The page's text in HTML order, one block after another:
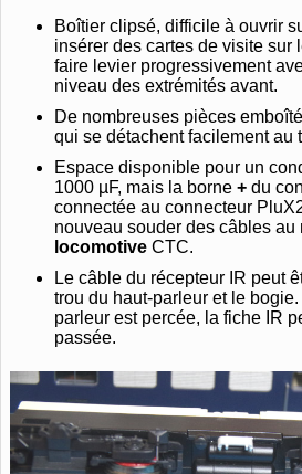
Boîtier clipsé, difficile à ouvrir
insérer des cartes de visite sur
faire levier progressivement
niveau des extrémités avant.
De nombreuses pièces
qui se détachent facilement au
Espace disponible pour un
1000 µF, mais la borne + du
connectée au connecteur
nouveau souder des câbles au
locomotive CTC.
Le câble du récepteur IR peut
trou du haut-parleur et le
parleur est percée, la fiche IR
passée.